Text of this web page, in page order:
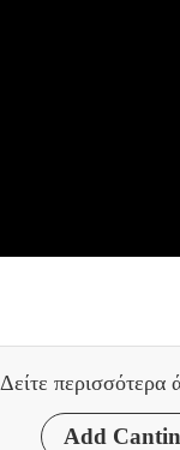
Δείτε περισσότερα
Add